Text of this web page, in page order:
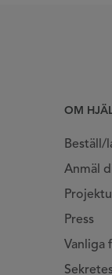
OM
Beställ/
Anmäl
Press
Vanliga